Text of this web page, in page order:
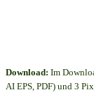
Download: Im
AI EPS, PDF) und 3